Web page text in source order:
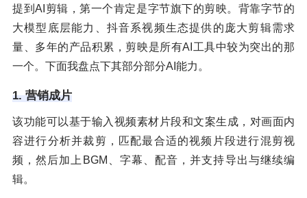
提到AI剪辑，第一个肯定是字节旗下的剪映。背靠字节的
大模型底层能力、抖音系视频生态提供的庞大剪辑需求
量、多年的产品积累，剪映是所有AI工具中较为突出的那
一个。下面我盘点下其部分部分AI能力。
1. 营销成片
该功能可以基于输入视频素材片段和文案生成，对画面内
容进行分析并裁剪，匹配最合适的视频片段进行混剪视
频，然后加上BGM、字幕、配音，并支持导出与继续编
辑。